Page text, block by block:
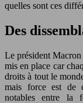
quelles sont ces
Des
Le président Macron
mis en place car
droits à tout le
mais force est de
notables entre la